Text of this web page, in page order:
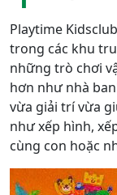
Playtime
trong các khu
những trò chơi
hơn như nhà
vừa giải trí vừa
như xếp hình,
cùng con hoặc